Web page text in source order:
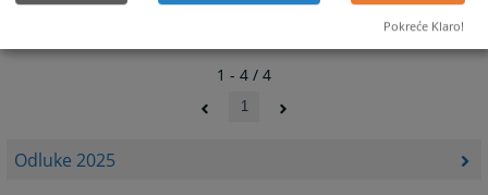
Odluke 2025
1 - 4 / 4
1
Pokreće Klaro!